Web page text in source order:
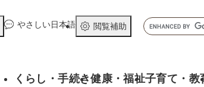
やさしい日本語 閲覧補助
キ
ー
ド
くらし ・手続き健康 ・福祉子育て ・教